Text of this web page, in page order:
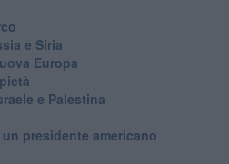
e Siria
Europa
e Palestina
presidente americano